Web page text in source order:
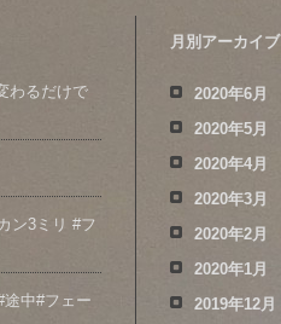
わるだけで
ン3ミリ #フ
中#フェー
月別アーカイブ
2020年6月
2020年5月
2020年4月
2020年3月
2020年2月
2020年1月
2019年12月